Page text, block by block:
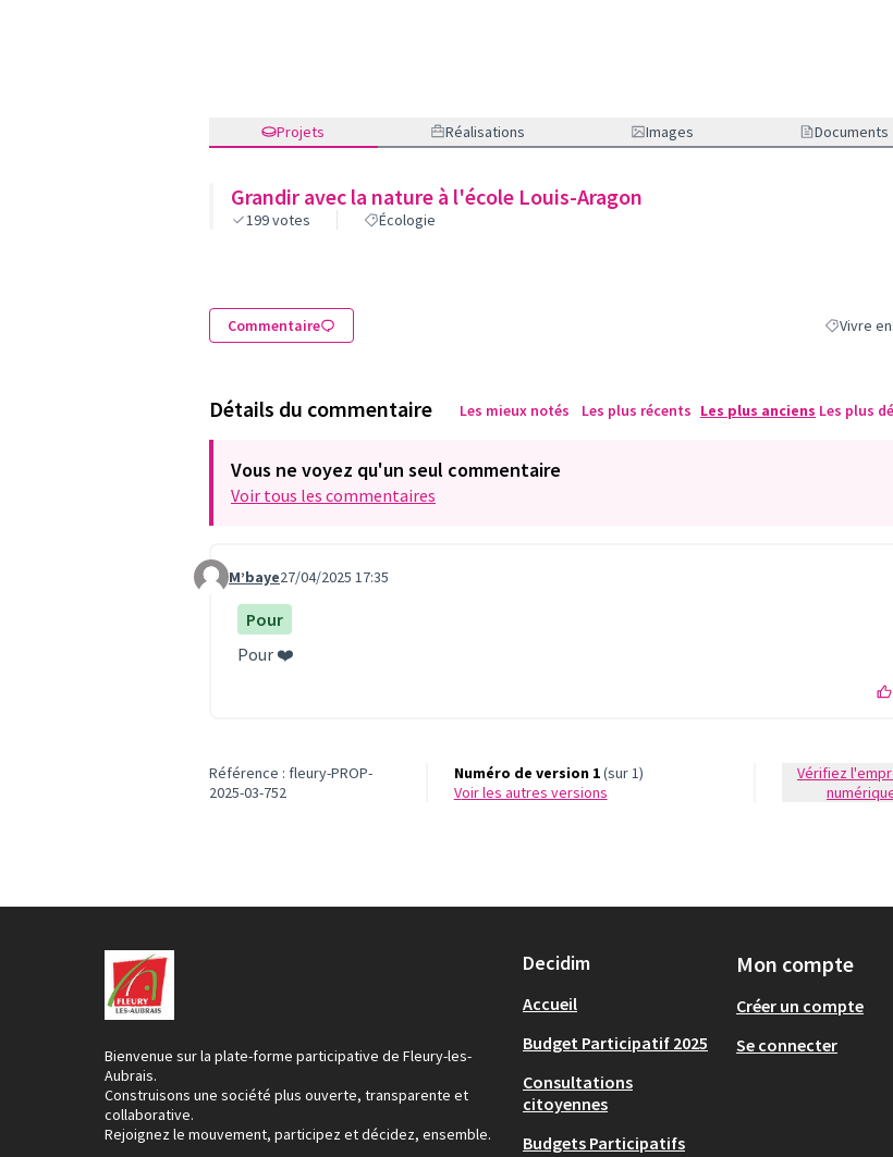
Projets Réalisations Images Documents
Grandir avec la nature à l'école Louis-Aragon
199votes Écologie
Commentaire Filtrer les
Vivre
Détails du commentaire Les mieux notés Les plus récents Les plus anciens Les plus
Vous ne voyez qu'un seul commentaire
Voir tous les commentaires
Commentaire 1166
M’baye27/04/2025 17:35
Pour
Pour ❤️
Référence : fleury-PROP-
2025-03-752
Numéro de version 1(sur 1)
voir les autres versions
Vérifiez l'empreinte
Bienvenue sur la plate-forme participative de Fleury-les-
Aubrais.
Construisons une société plus ouverte, transparente et
collaborative.
Rejoignez le mouvement, participez et décidez, ensemble.
Decidim
Accueil
Budget Participatif 2025
Consultations
citoyennes
Budgets Participatifs
Mon compte
Créer un compte
Se connecter